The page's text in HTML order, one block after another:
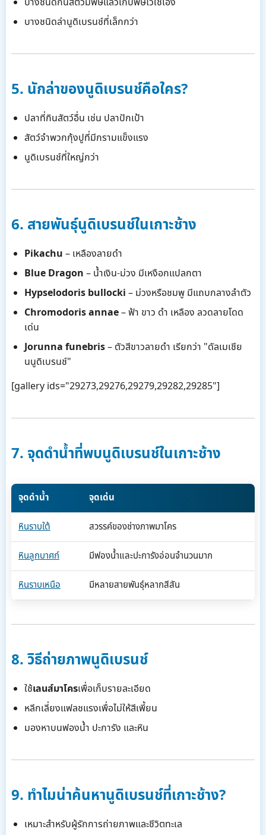
บางชนิดล่านูดิเบรนช์ที่เล็กกว่า
5. นักล่าของนูดิเบรนช์คือใคร?
ปลาที่กินสัตว์อื่น เช่น ปลาปักเป้า
สัตว์จำพวกกุ้งปูที่มีกรามแข็งแรง
นูดิเบรนช์ที่ใหญ่กว่า
6. สายพันธุ์นูดิเบรนช์ในเกาะช้าง
Pikachu – เหลืองลายดำ
Blue Dragon – น้ำเงิน-ม่วง มีเหงือกแปลกตา
Hypselodoris bullocki – ม่วงหรือชมพู มีแถบกลางลำตัว
Chromodoris annae– ฟ้า ขาว ดำ เหลือง ลวดลายโดด
เด่น
Jorunna funebris– ตัวสีขาวลายดำ เรียกว่า "ดัลเมเชีย
นนูดิเบรนช์"
[gallery ids="29273,29276,29279,29282,29285"]
7. จุดดำน้ำที่พบนูดิเบรนช์ในเกาะช้าง
จุดดำน้ำ จุดเด่น
หินราบใต้ สวรรค์ของช่างภาพมาโคร
หินลูกบาศก์ มีฟองน้ำและปะการังอ่อนจำนวนมาก
หินราบเหนือ มีหลายสายพันธุ์หลากสีสัน
8. วิธีถ่ายภาพนูดิเบรนช์
ใช้เลนส์มาโครเพื่อเก็บรายละเอียด
หลีกเลี่ยงแฟลชแรงเพื่อไม่ให้สีเพี้ยน
มองหาบนฟองน้ำ ปะการัง และหิน
9. ทำไมน่าค้นหานูดิเบรนช์ที่เกาะช้าง?
เหมาะสำหรับผู้รักการถ่ายภาพและชีวิตทะเล